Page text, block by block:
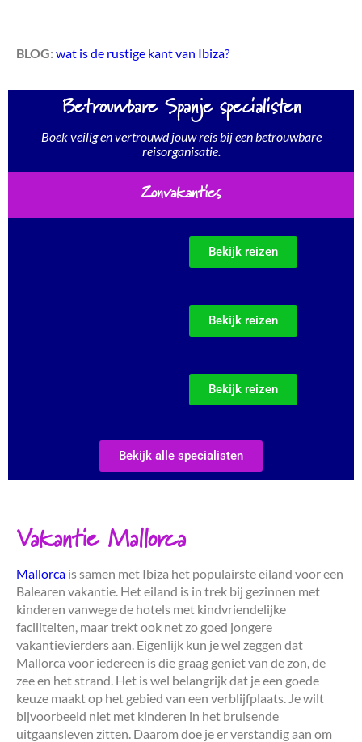
BLOG:wat is de rustige kant van Ibiza?
Betrouwbare Spanje specialisten
Boek veilig en vertrouwd jouw reis bij een betrouwbare
reisorganisatie.
Zonvakanties
Bekijk reizen
Bekijk reizen
Bekijk reizen
Bekijk alle specialisten
Vakantie Mallorca
Mallorca is samen met Ibiza het populairste eiland voor een
Balearen vakantie. Het eiland is in trek bij gezinnen met
kinderen vanwege de hotels met kindvriendelijke
faciliteiten, maar trekt ook net zo goed jongere
vakantievierders aan. Eigenlijk kun je wel zeggen dat
Mallorca voor iedereen is die graag geniet van de zon, de
zee en het strand. Het is wel belangrijk dat je een goede
keuze maakt op het gebied van een verblijfplaats. Je wilt
bijvoorbeeld niet met kinderen in het bruisende
uitgaansleven zitten. Daarom doe je er verstandig aan om